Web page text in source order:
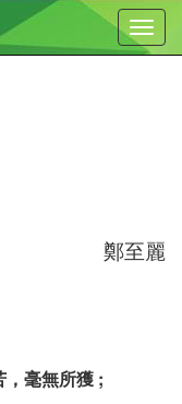
鄭至麗
毫無所獲 ;